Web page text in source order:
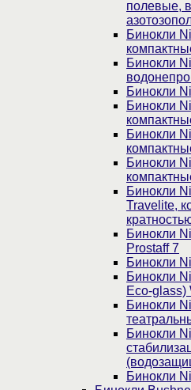
полевые,
Бинокли
Бинокли
Бинокли
Бинокли
Бинокли
Бинокли
Бинокли
Travelite,
Бинокли
Prostaff 7
Бинокли
Бинокли
Eco-glass)
Бинокли
Бинокли
Бинокли